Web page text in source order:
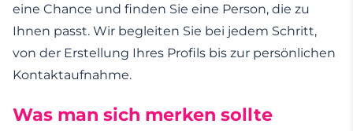
eine Chance und finden Sie eine Person, die zu
Ihnen passt. Wir begleiten Sie bei jedem Schritt,
von der Erstellung Ihres Profils bis zur persönlichen
Kontaktaufnahme.
Was man sich merken sollte